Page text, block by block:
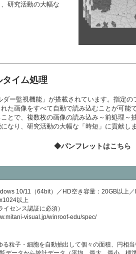
研究活動の大幅な
イム処理
ー監視機能」が搭載されています。指定の
た画像をすべて自動で読み込むことが可能で
とで、複数枚の画像の読み込み～前処理～
なり、研究活動の大幅な「時短」に貢献しま
◆パンフレットはこ
10/11（64bit）／HD空き容量：20GB以上
以上
センス認証に必須）
visual.jp/winroof-edu/spec/
粒子・細胞を自動抽出して個々の面積、円相